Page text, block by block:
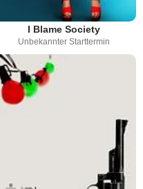
I Blame Society
Unbekannter Starttermin